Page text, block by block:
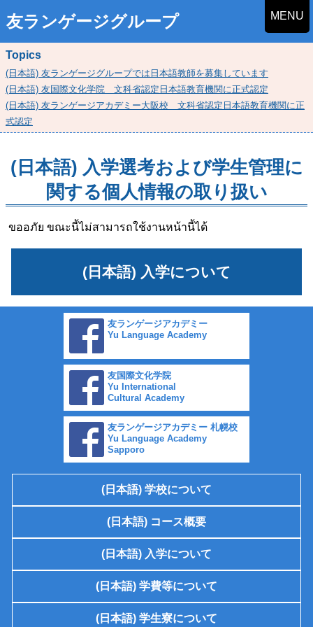
友ランゲージグループ MENU
Topics
(日本語) 友ランゲージグループでは日本語教師を募集しています
(日本語) 友国際文化学院 文科省認定日本語教育機関に正式認定
(日本語) 友ランゲージアカデミー大阪校 文科省認定日本語教育機関に正
式認定
(日本語) 入学選考および学生管理に
関する個人情報の取り扱い
ขออภัย ขณะนี้ไม่สามารถใช้งานหน้านี้ได้
(日本語) 入学について
友ランゲージアカデミー
Yu Language Academy
友国際文化学院
Yu International
Cultural Academy
友ランゲージアカデミー 札幌校
Yu Language Academy
Sapporo
(日本語) 学校について
(日本語) コース概要
(日本語) 入学について
(日本語) 学費等について
(日本語) 学生寮について